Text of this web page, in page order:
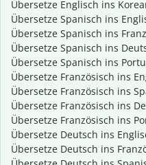
Übersetze Englisch ins
Übersetze Spanisch ins
Übersetze Spanisch ins
Übersetze Spanisch ins
Übersetze Spanisch ins
Übersetze Französisch ins
Übersetze Französisch ins
Übersetze Französisch ins
Übersetze Französisch ins
Übersetze Deutsch ins
Übersetze Deutsch ins